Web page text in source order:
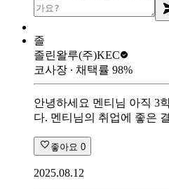
졸
졸린왈루(주)KEC
코사장 ∙ 채택률 98%
안녕하세요 멘티님 아직 3
다. 멘티님의 취업에 좋은
좋아요 0
2025.08.12